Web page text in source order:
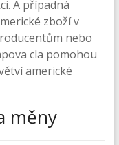
A případná
zboží v
nebo
cla pomohou
americké
měny